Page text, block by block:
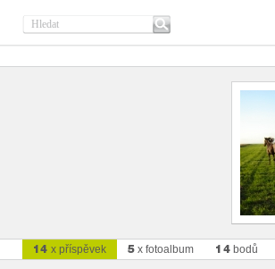
14 x příspěvek 5 x fotoalbum 14 bodů